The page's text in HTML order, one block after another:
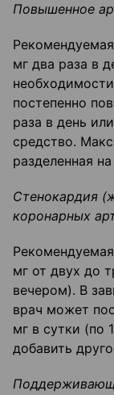
Повышенное
мг два раза в
постепенно
раза в день
средство.
разделенная
Стенокардия
коронарных
мг от двух до
вечером). В
врач может
мг в сутки (по
добавить